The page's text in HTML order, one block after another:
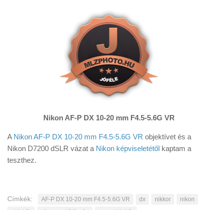
Nikon AF-P DX 10-20 mm F4.5-5.6G VR
A Nikon AF-P DX 10-20 mm F4.5-5.6G VR objektívet és a
Nikon D7200 dSLR vázat a Nikon képviseletétől kaptam a
teszthez.
Címkék: AF-P DX 10-20 mm F4.5-5.6G VR dx nikkor
nikon